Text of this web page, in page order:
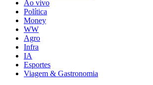
Ao vivo
Política
Money
WW
Agro
Infra
IA
Esportes
Viagem & Gastronomia